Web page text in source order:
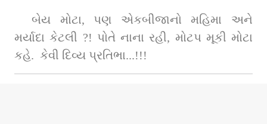
બેય મોટા, પણ એકબીજાનો મહિમા અને
મર્યાદા કેટલી ?! પોતે નાના રહી, મોટપ મૂકી મોટા
કહે.  કેવી દિવ્ય પ્રતિભા...!!!